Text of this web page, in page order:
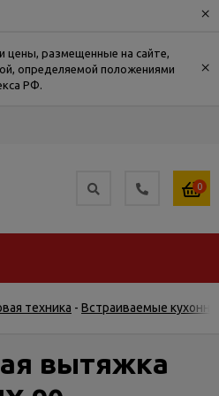
×
размещенные на сайте,
определяемой положениями
РФ.
×
0
техника - Встраиваемые
вытяжка